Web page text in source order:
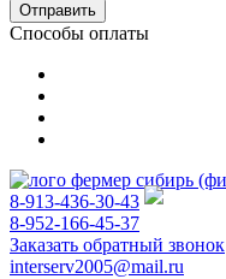
Отправить
Способы оплаты
8-913-436-30-43
8-952-166-45-37
Заказать обратный звонок
interserv2005@mail.ru